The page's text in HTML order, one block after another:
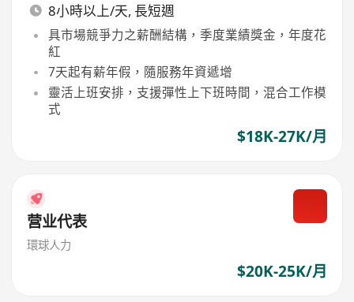
8小時以上/天, 長短週
具市場競爭力之薪酬結構，季度業績獎金，年度花
紅
7天起有薪年假，隨服務年資遞增
靈活上班安排，支援彈性上下班時間，混合工作模
式
$18K-27K/月
营业代表
環球人力
$20K-25K/月